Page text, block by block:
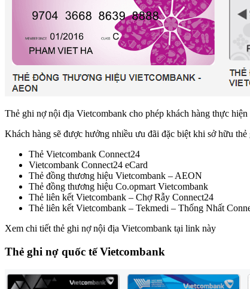
Thẻ ghi nợ nội địa Vietcombank cho phép khách hàng thực
Khách hàng sẽ được hưởng nhiều ưu đãi đặc biệt khi sở hữu
Thẻ Vietcombank Connect24
Vietcombank Connect24 eCard
Thẻ đồng thương hiệu Vietcombank – AEON
Thẻ đồng thương hiệu Co.opmart Vietcombank
Thẻ liên kết Vietcombank – Chợ Rẫy Connect24
Thẻ liên kết Vietcombank – Tekmedi – Thống Nhất
Xem chi tiết thẻ ghi nợ nội địa Vietcombank tại link này
Thẻ ghi nợ quốc tế Vietcombank